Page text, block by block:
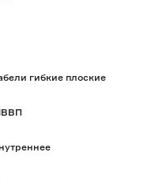
используется при
электрических
гибкие плоские